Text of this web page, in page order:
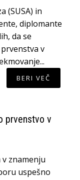
(SUSA) in
diplomante
da se
v
BERI VEČ
prvenstvo v
znamenju
uspešno